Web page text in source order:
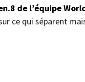
de l’équipe
ce qui séparent